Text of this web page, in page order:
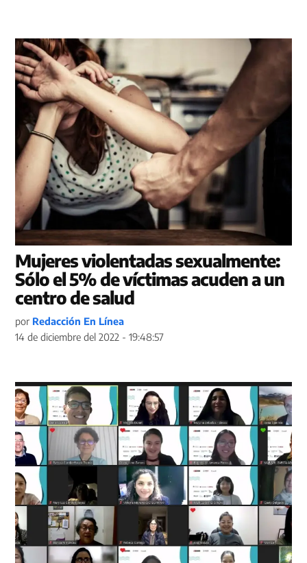
Mujeres violentadas sexualmente:
Sólo el 5% de víctimas acuden a un
centro de salud
por Redacción En Línea
14 de diciembre del 2022 - 19:48:57